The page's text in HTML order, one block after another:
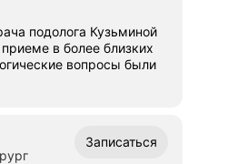
Кузьминой
вопросы были
Записаться